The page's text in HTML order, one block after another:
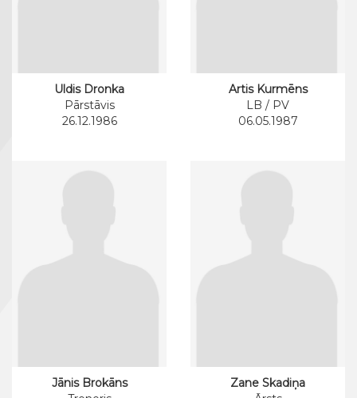
Uldis Dronka
Pārstāvis
26.12.1986
Artis Kurmēns
LB / PV
06.05.1987
Jānis Brokāns
Zane Skadiņa